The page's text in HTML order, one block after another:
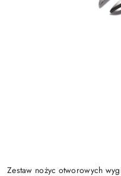
Zestaw nożyc otworowych